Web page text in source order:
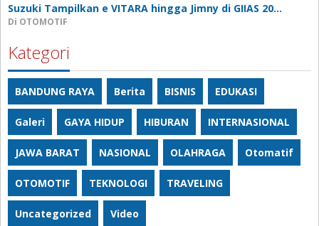
Suzuki Tampilkan e VITARA hingga Jimny di GIIAS 20…
Di OTOMOTIF
Kategori
BANDUNG RAYA Berita BISNIS EDUKASI
Galeri GAYA HIDUP HIBURAN INTERNASIONAL
JAWA BARAT NASIONAL OLAHRAGA Otomatif
OTOMOTIF TEKNOLOGI TRAVELING
Uncategorized Video